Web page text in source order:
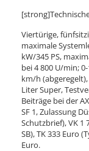
Viertürige,
maximale
kW/345 PS,
bei 4 800 U/min;
km/h
Liter Super,
Beiträge bei der
SF 1, Zulassung
Schutzbrief), VK 1
SB), TK 333 Euro
Euro.